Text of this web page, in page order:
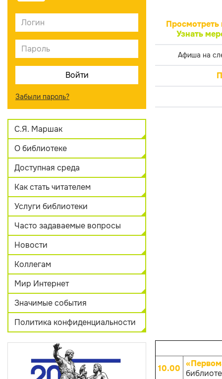
Забыли пароль?
С.Я. Маршак
О библиотеке
Доступная среда
Как стать читателем
Услуги библиотеки
Часто задаваемые вопросы
Новости
Коллегам
Мир Интернет
Значимые события
Политика конфиденциальности
Просмотреть
Узнать
Афиша на
10.00